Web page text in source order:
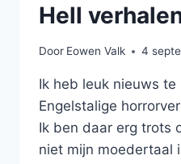
Hell
Door Eowen Valk 4
Ik heb leuk nieuws
Engelstalige
Ik ben daar erg trots
niet mijn moedertaal